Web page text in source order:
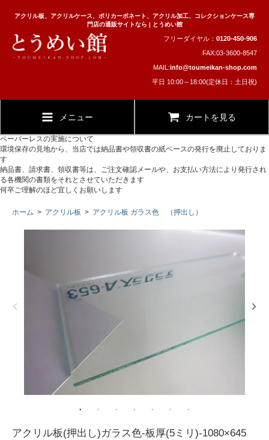
アクリル板、アクリルケース、ポリカーボネート、アクリル加工、コレクションケース専
門店の通販サイトなら | とうめい館
フリーダイヤル： 0120-450-906
FAX:03-3600-8547
MAIL:info@toumeikan-shop.com
平日 10:00～18:00(定休日：土日祝)
メニュー カートを見る
ペーパーレスの実施について
環境保存の見地から、当店では納品書や領収書の紙ベースの発行を廃止しておりま
す
納品書、請求書、領収書等は、ご注文確認メールや、お支払い方法により発行され
る各機関の書類をそれとさせていただきます
何卒ご理解のほど宜しくお願いします
ホーム > アクリル板 > アクリル板 ガラス色 （押出し）
アクリル板(押出し)ガラス色-板厚(5ミリ)-1080×645